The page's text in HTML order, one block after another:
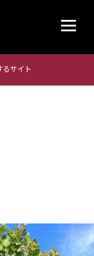
るサイト